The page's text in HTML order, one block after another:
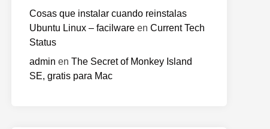
Cosas que instalar cuando reinstalas
Ubuntu Linux – facilware en Current Tech
Status
admin en The Secret of Monkey Island
SE, gratis para Mac